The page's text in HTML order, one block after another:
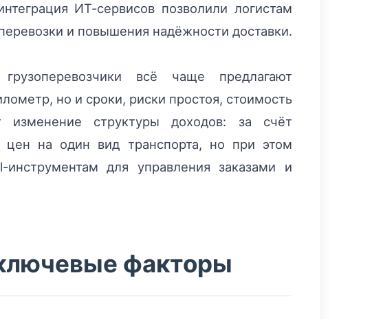
ИТ-сервисов позволили логистам
и повышения надёжности доставки.
всё чаще предлагают
но и сроки, риски простоя, стоимость
изменение структуры доходов: за счёт
цен на один вид транспорта, но при этом
для управления заказами и
факторы